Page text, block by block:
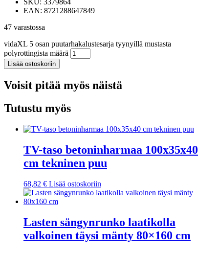
SKU: 3379864
EAN: 8721288647849
47 varastossa
vidaXL 5 osan puutarhakalustesarja tyynyillä mustasta
polyrottingista määrä
Lisää ostoskoriin
Voisit pitää myös näistä
Tutustu myös
TV-taso betoninharmaa 100x35x40
cm tekninen puu
68,82 € Lisää ostoskoriin
Lasten sängynrunko laatikolla
valkoinen täysi mänty 80×160 cm